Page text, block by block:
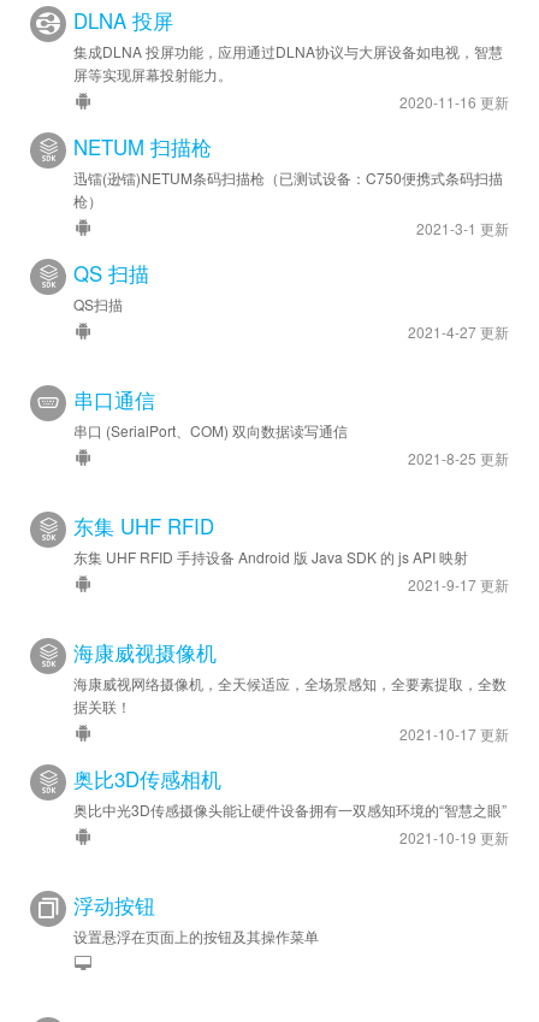
DLNA 投屏
集成DLNA 投屏功能，应用通过DLNA协议与大屏设备如电视，智慧
屏等实现屏幕投射能力。
2020-11-16 更新
NETUM 扫描枪
迅镭(逊镭)NETUM条码扫描枪（已测试设备：C750便携式条码扫描
枪）
2021-3-1 更新
QS 扫描
QS扫描
2021-4-27 更新
串口通信
串口 (SerialPort、COM) 双向数据读写通信
2021-8-25 更新
东集 UHF RFID
东集 UHF RFID 手持设备 Android 版 Java SDK 的 js API 映射
2021-9-17 更新
海康威视摄像机
海康威视网络摄像机，全天候适应，全场景感知，全要素提取，全数
据关联！
2021-10-17 更新
奥比3D传感相机
奥比中光3D传感摄像头能让硬件设备拥有一双感知环境的“智慧之眼”
2021-10-19 更新
浮动按钮
设置悬浮在页面上的按钮及其操作菜单